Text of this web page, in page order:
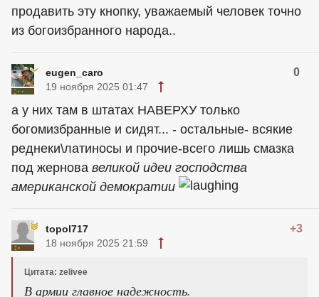
продавить эту кнопку, уважаемый человек точно
из богоизбранного народа..
eugen_caro 0
19 ноября 2025 01:47
а у них там в штатах НАВЕРХУ только
богомизбранные и сидят... - остальные- всякие
реднеки\латиносы и прочие-всего лишь смазка
под жернова великой идеи господства
американской демократии
topol717 +3
18 ноября 2025 21:59
Цитата: zelivee
В армии главное надежность.